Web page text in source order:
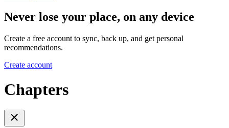
Never lose your place, on any device
Create a free account to sync, back up, and get personal
recommendations.
Create account
Chapters